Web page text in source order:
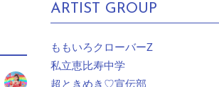
ARTIST GROUP
ももいろクローバーZ
私立恵比寿中学
超ときめき♡宣伝部